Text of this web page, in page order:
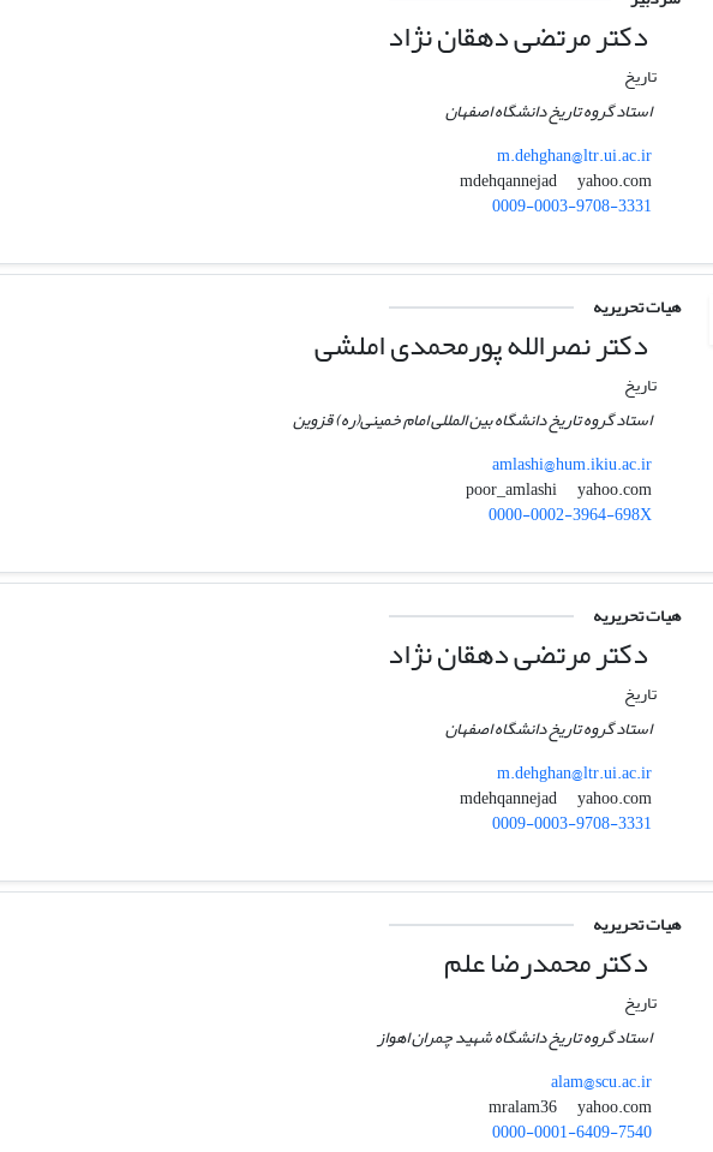
دکتر مرتضی دهقان نژاد
تاریخ
استاد گروه تاریخ دانشگاه اصفهان
m.dehghan@ltr.ui.ac.ir
yahoo.com
0009-0003-9708-3331
هیات تحریریه
دکتر نصرالله پورمحمدی املشی
تاریخ
استاد گروه تاریخ دانشگاه بین المللی امام خمینی(ره) قزوین
amlashi@hum.ikiu.ac.ir
yahoo.com
0000-0002-3964-698X
هیات تحریریه
دکتر مرتضی دهقان نژاد
تاریخ
استاد گروه تاریخ دانشگاه اصفهان
m.dehghan@ltr.ui.ac.ir
yahoo.com
0009-0003-9708-3331
هیات تحریریه
دکتر محمدرضا علم
تاریخ
استاد گروه تاریخ دانشگاه شهید چمران اهواز
alam@scu.ac.ir
yahoo.com
0000-0001-6409-7540